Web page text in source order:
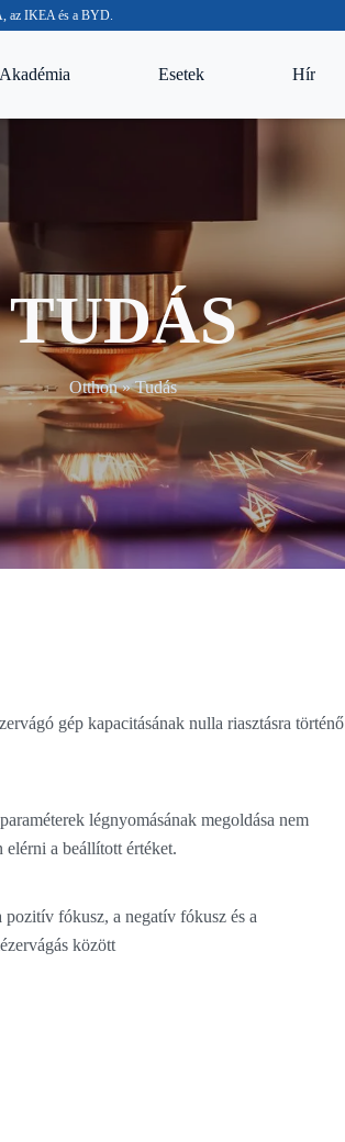
az IKEA és a BYD.
Akadémia Esetek Hír
TUDÁS
Otthon»Tudás
gép kapacitásának nulla riasztásra történő
légnyomásának megoldása nem
elérni a beállított értéket.
pozitív fókusz, a negatív fókusz és a
között